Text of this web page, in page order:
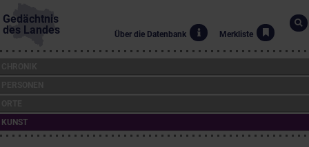
Gedächtnis
des Landes
Über die Datenbank Merkliste
KUNST